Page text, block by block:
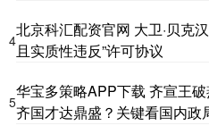
4
北京科汇配资官网 大卫·贝克
且实质性违反”许可协议
5
华宝多策略APP下载 齐宣王
齐国才达鼎盛？关键看国内政